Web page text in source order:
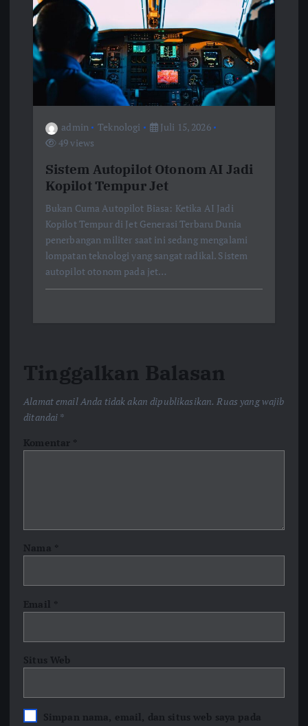
admin Teknologi
Juli 15, 2026
49 views
Sistem Autopilot Otonom AI Jadi
Kopilot Tempur Jet
Bukan Cuma Autopilot Biasa: Ketika AI Jadi
Kopilot Tempur di Jet Generasi Terbaru Dunia
penerbangan militer saat ini sedang mengalami
lompatan teknologi yang sangat radikal. Sistem
autopilot otonom pada jet…
Tinggalkan Balasan
Alamat email Anda tidak akan dipublikasikan. Ruas yang wajib
ditandai *
Komentar *
Nama *
Email *
Situs Web
Simpan nama, email, dan situs web saya pada